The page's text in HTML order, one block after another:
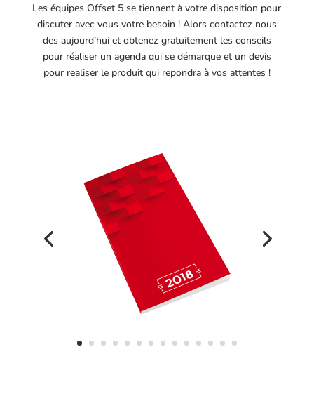
Les équipes Offset 5 se tiennent à votre disposition pour
discuter avec vous votre besoin ! Alors contactez nous
des aujourd’hui et obtenez gratuitement les conseils
pour réaliser un agenda qui se démarque et un devis
pour realiser le produit qui repondra à vos attentes !